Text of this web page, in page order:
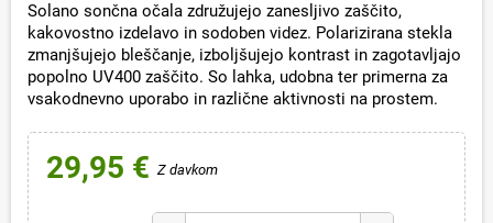
Solano sončna očala združujejo zanesljivo zaščito,
kakovostno izdelavo in sodoben videz. Polarizirana stekla
zmanjšujejo bleščanje, izboljšujejo kontrast in zagotavljajo
popolno UV400 zaščito. So lahka, udobna ter primerna za
vsakodnevno uporabo in različne aktivnosti na prostem.
29,95 € Z davkom